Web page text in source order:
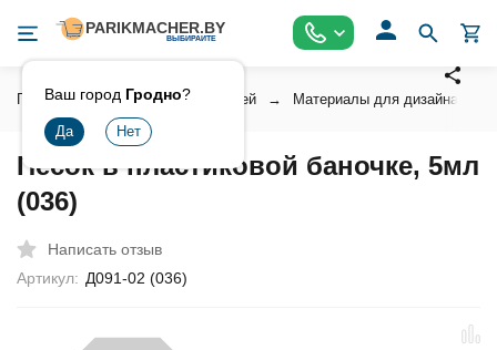
Ваш город Гродно?
Главная Косметика для ногтей Материалы для дизайна
Песок в пластиковой баночке, 5мл
(036)
Написать отзыв
Артикул: Д091-02 (036)